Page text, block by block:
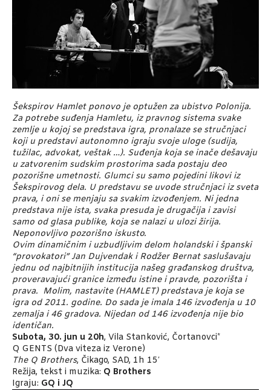
Šekspirov Hamlet ponovo je optužen za ubistvo Polonija.
Za potrebe suđenja Hamletu, iz pravnog sistema svake
zemlje u kojoj se predstava igra, pronalaze se stručnjaci
koji u predstavi autonomno igraju svoje uloge (sudija,
tužilac, advokat, veštak …). Suđenja koja se inače dešavaju
u zatvorenim sudskim prostorima sada postaju deo
pozorišne umetnosti. Glumci su samo pojedini likovi iz
Šekspirovog dela. U predstavu se uvode stručnjaci iz sveta
prava, i oni se menjaju sa svakim izvođenjem. Ni jedna
predstava nije ista, svaka presuda je drugačija i zavisi
samo od glasa publike, koja se nalazi u ulozi žirija.
Neponovljivo pozorišno iskusto.
Ovim dinamičnim i uzbudljivim delom holandski i španski
“provokatori” Jan Dujvendak i Rodžer Bernat saslušavaju
jednu od najbitnijih institucija našeg građanskog društva,
proveravajući granice između istine i pravde, pozorišta i
prava. Molim, nastavite (HAMLET) predstava je koja se
igra od 2011. godine. Do sada je imala 146 izvođenja u 10
zemalja i 46 gradova. Nijedan od 146 izvođenja nije bio
identičan.
Subota, 30. jun u 20h, Vila Stanković, Čortanovci*
Q GENTS (Dva viteza iz Verone)
The Q Brothers, Čikago, SAD, 1h 15′
Režija, tekst i muzika: Q Brothers
Igraju: GQ i JQ